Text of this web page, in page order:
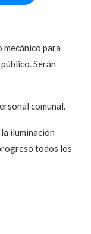
mecánico para
Serán
comunal.
iluminación
todos los